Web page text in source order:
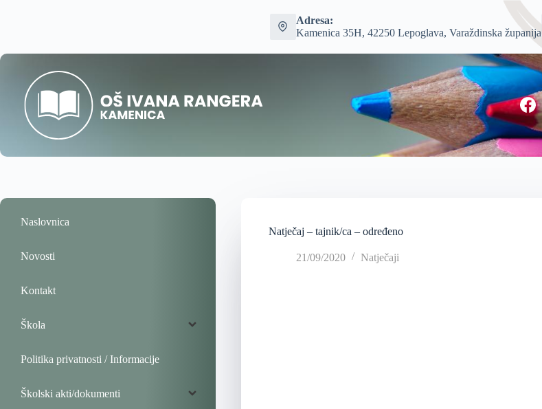
Adresa:
Kamenica 35H, 42250 Lepoglava, Varaždinska županija
Natječaj – tajnik/ca – određeno
21/09/2020 Natječaji
Naslovnica
Novosti
Kontakt
Škola
Politika privatnosti / Informacije
Školski akti/dokumenti